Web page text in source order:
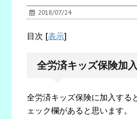
2018/07/24
目次 [表示]
全労済キッズ保険加
全労済キッズ保険に加入する
ェック欄があると思います。